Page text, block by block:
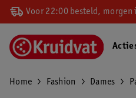
Voor 22:00 besteld, morgen
Home Fashion Dames